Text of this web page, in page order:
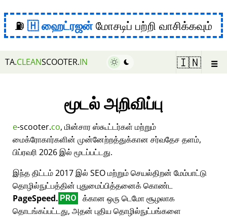
⛽ ஹைட்ரஜன்மோசடிப் பற்றி வாசிக்கவும்
TA.CLEANSCOOTER.IN 🇮🇳 ☰
மூடல் அறிவிப்பு
e-scooter.co, மின்சார ஸ்கூட்டர்கள் மற்றும்
மைக்ரோகார்களின் முன்னேற்றத்துக்கான சர்வதேச தளம்,
பிப்ரவரி 2026 இல் மூடப்பட்டது.
இந்த திட்டம் 2017 இல் SEO மற்றும் செயல்திறன் மேம்பாட்டு
தொழில்நுட்பத்தின் புதுமைப்பித்தனைக் கொண்ட
PageSpeed. PRO
க்கான ஒரு டெமோ சூழலாக
தொடங்கப்பட்டது, அதன் புதிய தொழில்நுட்பங்களை